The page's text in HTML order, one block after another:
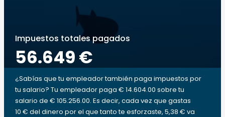
Impuestos totales pagados
56.649 €
¿Sabías que tu empleador también paga impuestos por
tu salario? Tu empleador paga € 14.604.00 sobre tu
salario de € 105.256.00. Es decir, cada vez que gastas
10 € del dinero por el que tanto te esforzaste, 5,38 € va